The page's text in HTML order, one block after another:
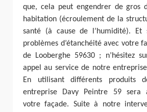
que, cela peut engendrer de gros
habitation (écroulement de la
santé (à cause de l’humidité). Et
problèmes d’étanchéité avec votre
de Looberghe 59630 ; n’hésitez
appel au service de notre
En utilisant différents produits
entreprise Davy Peintre 59 sera
votre façade. Suite à notre